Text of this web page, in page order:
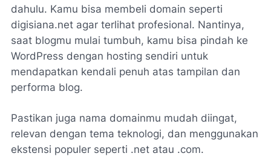
dahulu. Kamu bisa membeli domain seperti
digisiana.net agar terlihat profesional. Nantinya,
saat blogmu mulai tumbuh, kamu bisa pindah ke
WordPress dengan hosting sendiri untuk
mendapatkan kendali penuh atas tampilan dan
performa blog.
Pastikan juga nama domainmu mudah diingat,
relevan dengan tema teknologi, dan menggunakan
ekstensi populer seperti .net atau .com.